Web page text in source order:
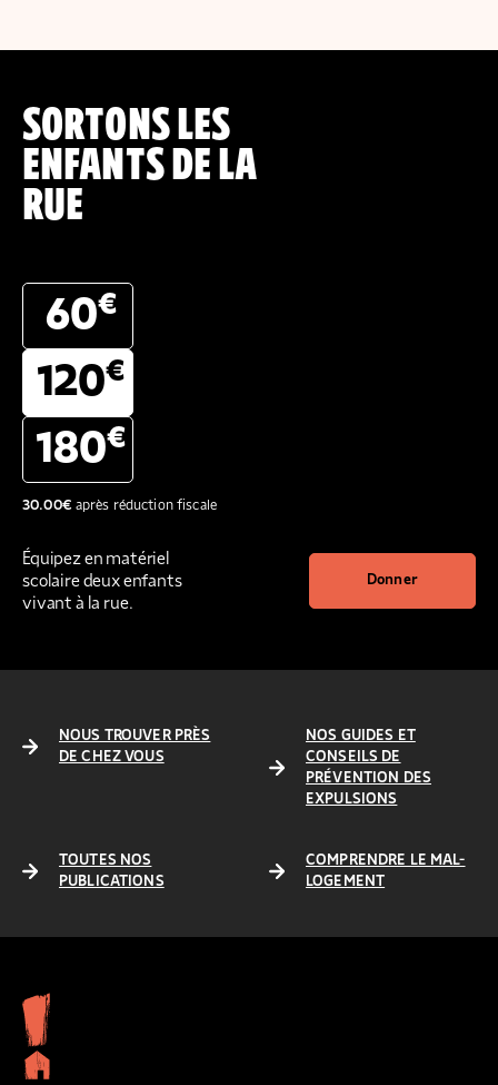
SORTONS LES
ENFANTS DE LA
RUE
60€
120€
180€
30.00€après réduction fiscale
Équipez en matériel
scolaire deux enfants
vivant à la rue.
Donner
NOUS TROUVER PRÈS
DE CHEZ VOUS
NOS GUIDES ET
CONSEILS DE
PRÉVENTION DES
EXPULSIONS
TOUTES NOS
PUBLICATIONS
COMPRENDRE LE MAL-
LOGEMENT